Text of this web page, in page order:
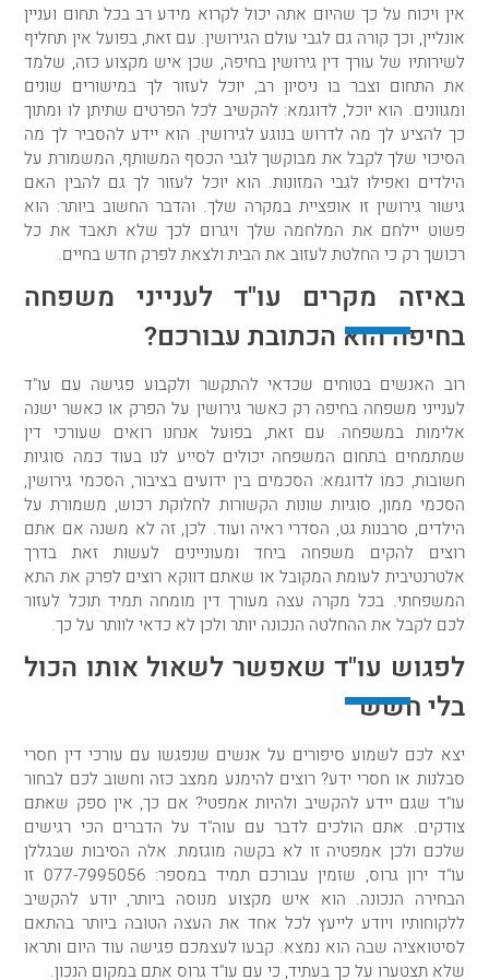
אין ויכוח על כך שהיום אתה יכול לקרוא מידע רב בכל תחום ועניין
אונליין, וכך קורה גם לגבי עולם הגירושין. עם זאת, בפועל אין תחליף
לשירותיו של עורך דין גירושין בחיפה, שכן איש מקצוע כזה, שלמד
את התחום וצבר בו ניסיון רב, יוכל לעזור לך במישורים שונים
ומגוונים. הוא יוכל, לדוגמא: להקשיב לכל הפרטים שתיתן לו ומתוך
כך להציע לך מה לדרוש בנוגע לגירושין. הוא יידע להסביר לך מה
הסיכוי שלך לקבל את מבוקשך לגבי הכסף המשותף, המשמורת על
הילדים ואפילו לגבי המזונות. הוא יוכל לעזור לך גם להבין האם
גישור גירושין זו אופציית במקרה שלך. והדבר החשוב ביותר: הוא
פשוט יילחם את המלחמה שלך ויגרום לכך שלא תאבד את כל
רכושך רק כי החלטת לעזוב את הבית ולצאת לפרק חדש בחיים.
באיזה מקרים עו"ד לענייני משפחה
בחיפה הוא הכתובת עבורכם?
רוב האנשים בטוחים שכדאי להתקשר ולקבוע פגישה עם עו"ד
לענייני משפחה בחיפה רק כאשר גירושין על הפרק או כאשר ישנה
אלימות במשפחה. עם זאת, בפועל אנחנו רואים שעורכי דין
שמתמחים בתחום המשפחה יכולים לסייע לנו בעוד כמה סוגיות
חשובות, כמו לדוגמא: הסכמים בין ידועים בציבור, הסכמי גירושין,
הסכמי ממון, סוגיות שונות הקשורות לחלוקת רכוש, משמורת על
הילדים, סרבנות גט, הסדרי ראיה ועוד. לכן, זה לא משנה אם אתם
רוצים להקים משפחה ביחד ומעוניינים לעשות זאת בדרך
אלטרנטיבית לעומת המקובל או שאתם דווקא רוצים לפרק את התא
המשפחתי. בכל מקרה עצה מעורך דין מומחה תמיד תוכל לעזור
לכם לקבל את ההחלטה הנכונה יותר ולכן לא כדאי לוותר על כך.
לפגוש עו"ד שאפשר לשאול אותו הכול
בלי חשש
יצא לכם לשמוע סיפורים על אנשים שנפגשו עם עורכי דין חסרי
סבלנות או חסרי ידע? רוצים להימנע ממצב כזה וחשוב לכם לבחור
עו"ד שגם יידע להקשיב ולהיות אמפטי? אם כך, אין ספק שאתם
צודקים. אתם הולכים לדבר עם עוה"ד על הדברים הכי רגישים
שלכם ולכן אמפטיה זו לא בקשה מוגזמת. אלה הסיבות שבגללן
עו"ד ירון גרוס, שזמין עבורכם תמיד במספר: 077-7995056 זו
הבחירה הנכונה. הוא איש מקצוע מנוסה ביותר, יודע להקשיב
ללקוחותיו ויודע לייעץ לכל אחד את העצה הטובה ביותר בהתאם
לסיטואציה שבה הוא נמצא. קבעו לעצמכם פגישה עוד היום ותראו
שלא תצטערו על כך בעתיד, כי עם עו"ד גרוס אתם במקום הנכון.